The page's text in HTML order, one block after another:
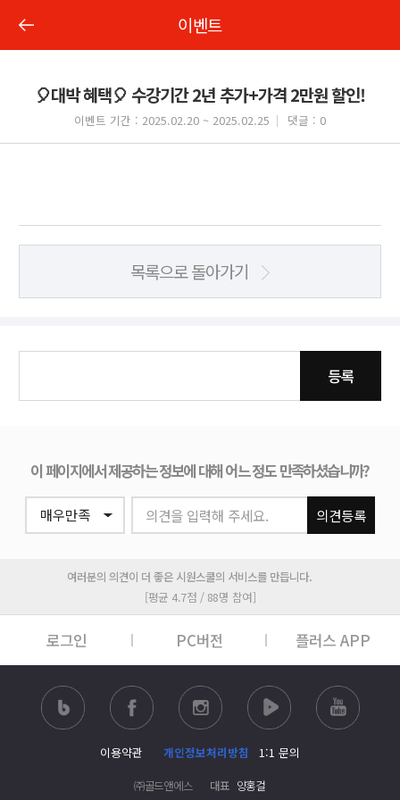
이벤트
🎈대박 혜택🎈 수강기간 2년 추가+가격 2만원 할인!
이벤트 기간 : 2025.02.20 ~ 2025.02.25 댓글 : 0
목록으로 돌아가기
등록
이 페이지에서 제공하는 정보에 대해 어느 정도 만족하셨습니까?
의견을 입력해 주세요. 의견등록
여러분의 의견이 더 좋은 시원스쿨의 서비스를 만듭니다.
[평균 4.7점 / 88명 참여]
로그인 PC버전 플러스 APP
이용약관 개인정보처리방침
1:1 문의
㈜골드앤에스
대표 양홍걸